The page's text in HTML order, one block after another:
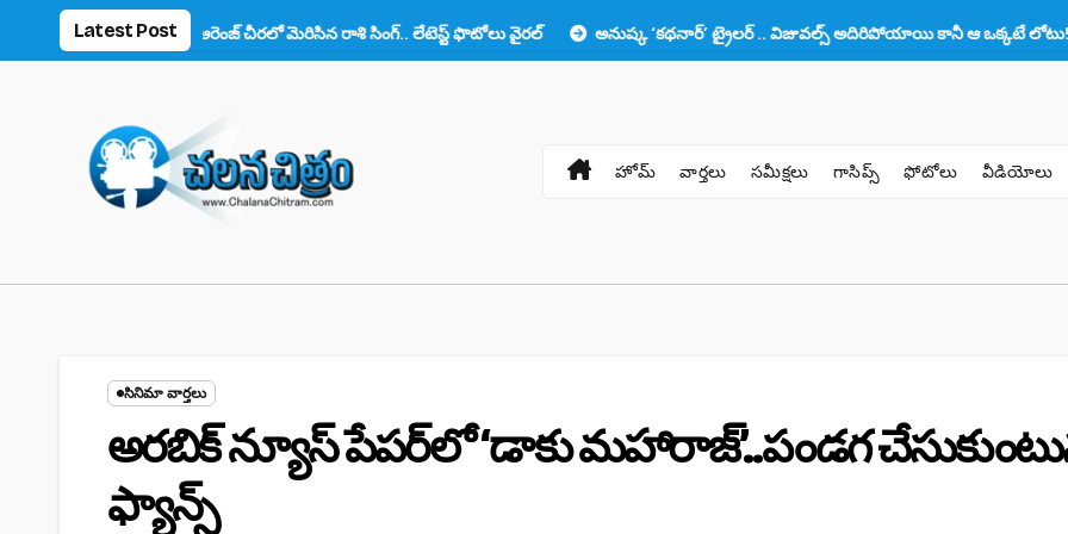
Latest Post
ఆరెంజ్ చీరలో మెరిసిన రాశి సింగ్.. లేటెస్ట్ ఫొటోలు వైరల్ అనుష్క ‘కథనార్’ ట్రైలర్ .. విజువల్స్ అదిరిపోయాయి కానీ ఆ ఒక్కటే లోటు!!
హోమ్ వార్తలు సమీక్షలు గాసిప్స్ ఫోటోలు వీడియోలు
సినిమా వార్తలు
అరబిక్‌ న్యూస్‌ పేపర్‌లో ‘డాకు మహారాజ్‌’..పండగ
ఫ్యాన్స్